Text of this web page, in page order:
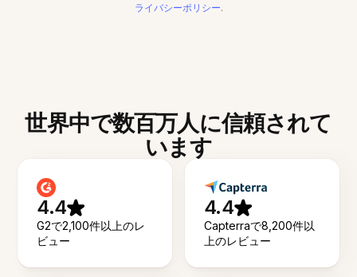
ライバシーポリシー.
世界中で数百万人に信頼されて
います
4.4
G2で2,100件以上のレ
ビュー
4.4
Capterraで8,200件以
上のレビュー